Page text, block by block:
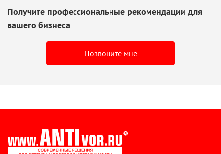
Получите профессиональные рекомендации для
вашего бизнеса
Позвоните мне